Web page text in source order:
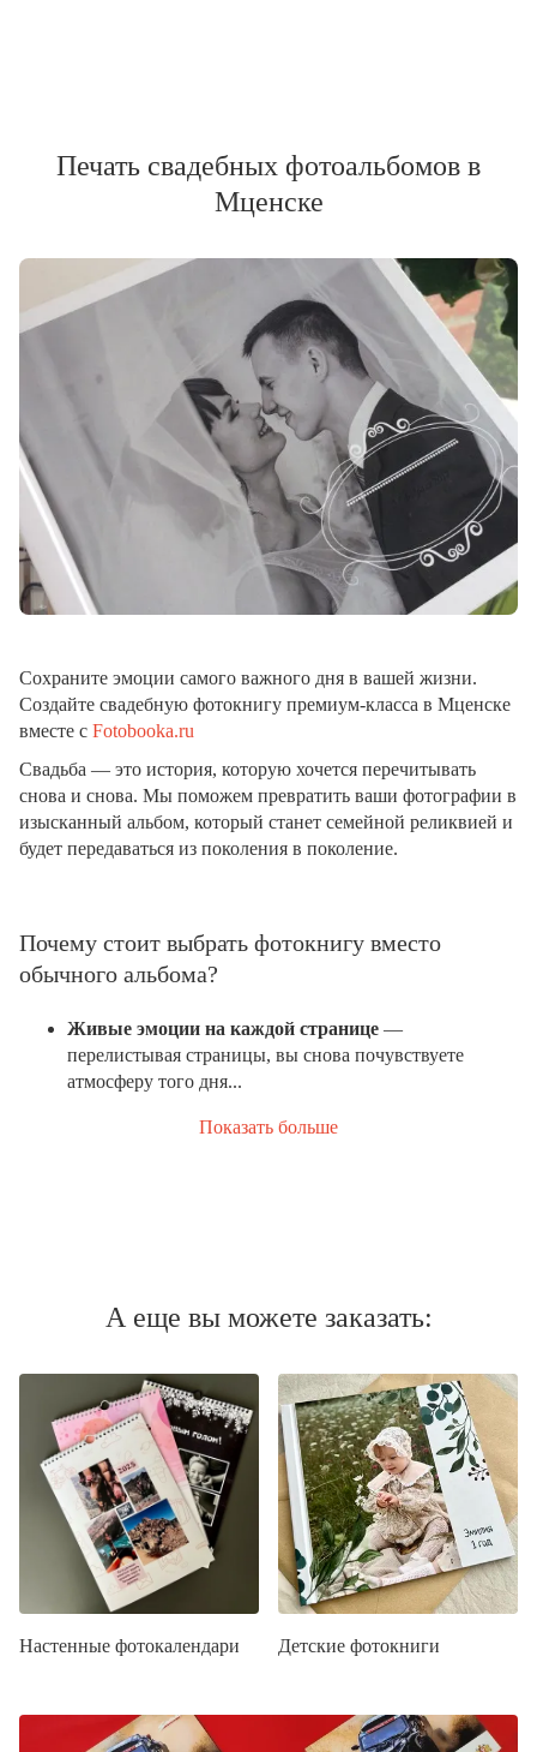
Печать свадебных фотоальбомов в
Мценске
Сохраните эмоции самого важного дня в вашей жизни.
Создайте свадебную фотокнигу премиум-класса в Мценске
вместе с Fotobooka.ru
Свадьба — это история, которую хочется перечитывать
снова и снова. Мы поможем превратить ваши фотографии в
изысканный альбом, который станет семейной реликвией и
будет передаваться из поколения в поколение.
Почему стоит выбрать фотокнигу вместо
обычного альбома?
Живые эмоции на каждой странице —
перелистывая страницы, вы снова почувствуете
атмосферу того дня...
Показать больше
А еще вы можете заказать:
Настенные фотокалендари Детские фотокниги